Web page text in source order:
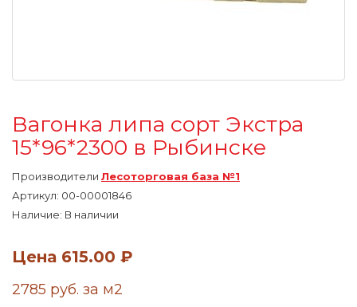
Вагонка липа сорт Экстра
15*96*2300 в Рыбинске
Производители Лесоторговая база №1
Артикул: 00-00001846
Наличие: В наличии
Цена 615.00 ₽
2785 руб. за м2